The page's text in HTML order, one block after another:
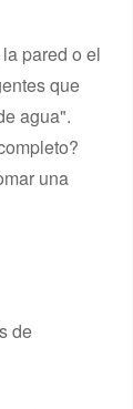
pared o el
que
agua".
una
de